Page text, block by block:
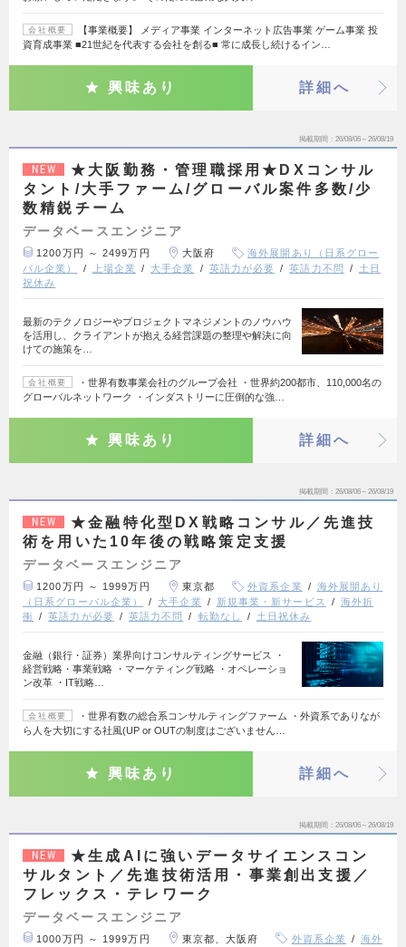
会社概要
【事業概要】 メディア事業 インターネット広告事業 ゲーム事業 投
資育成事業 ■21世紀を代表する会社を創る■ 常に成長し続けるイン…
興味あり 詳細へ
掲載期間 26/08/06～26/08/19
NEW
★大阪勤務・管理職採用★DXコンサル
タント/大手ファーム/グローバル案件多数/少
数精鋭チーム
データベースエンジニア
1200万円 ～ 2499万円 大阪府
海外展開あり（日系グロー
バル企業）
上場企業 大手企業 英語力が必要 英語力不問
土日
祝休み
最新のテクノロジーやプロジェクトマネジメントのノウハウ
を活用し、クライアントが抱える経営課題の整理や解決に向
けての施策を…
会社概要
・世界有数事業会社のグループ会社 ・世界約200都市、110,000名の
グローバルネットワーク ・インダストリーに圧倒的な強…
興味あり 詳細へ
掲載期間 26/08/06～26/08/19
NEW
★金融特化型DX戦略コンサル／先進技
術を用いた10年後の戦略策定支援
データベースエンジニア
1200万円 ～ 1999万円 東京都 外資系企業
海外展開あり
（日系グローバル企業）
大手企業 新規事業・新サービス
海外折
衝
英語力が必要 英語力不問 転勤なし 土日祝休み
金融（銀行・証券）業界向けコンサルティングサービス ・
経営戦略・事業戦略 ・マーケティング戦略 ・オペレーショ
ン改革 ・IT戦略…
会社概要
・世界有数の総合系コンサルティングファーム ・外資系でありなが
ら人を大切にする社風(UP or OUTの制度はございません…
興味あり 詳細へ
掲載期間 26/08/06～26/08/19
NEW
★生成AIに強いデータサイエンスコン
サルタント／先進技術活用・事業創出支援／
フレックス・テレワーク
データベースエンジニア
1000万円 ～ 1999万円 東京都、大阪府 外資系企業
海外